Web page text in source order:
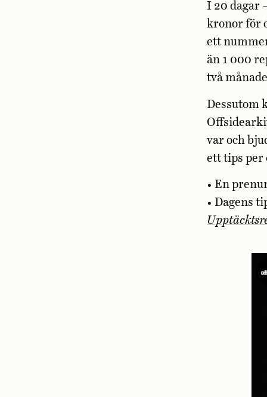
I 20 dagar
kronor för
ett
än 1 000
två
Dessutom
var och
ett tips per
• En
• Dagens